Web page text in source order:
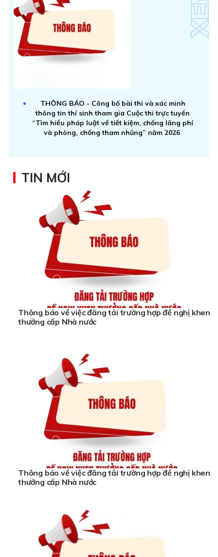
THÔNG BÁO - Công bố bài thi và xác minh
thông tin thí sinh tham gia Cuộc thi trực tuyến
“Tìm hiểu pháp luật về tiết kiệm, chống lãng phí
và phòng, chống tham nhũng” năm 2026
TIN MỚI
Thông báo về việc đăng tải trường hợp đề nghị khen
thưởng cấp Nhà nước
Thông báo về việc đăng tải trường hợp đề nghị khen
thưởng cấp Nhà nước